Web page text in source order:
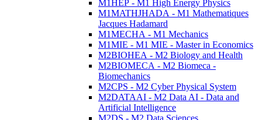
M1HEP - M1 High Energy Physics
M1MATHJHADA - M1 Mathematiques
Jacques Hadamard
M1MECHA - M1 Mechanics
M1MIE - M1 MIE - Master in Economics
M2BIOHEA - M2 Biology and Health
M2BIOMECA - M2 Biomeca -
Biomechanics
M2CPS - M2 Cyber Physical System
M2DATAAI - M2 Data AI - Data and
Artificial Intelligence
M2DS - M2 Data Sciences